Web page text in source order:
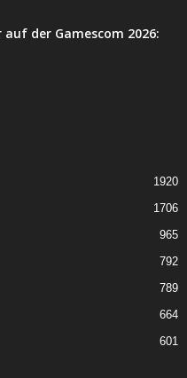
auf der Gamescom 2026:
1920
1706
965
792
789
664
601